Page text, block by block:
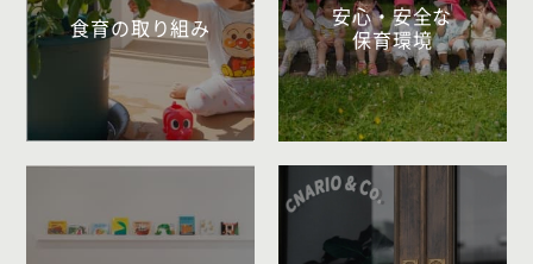
食育の取り組み
安心・安全な
保育環境